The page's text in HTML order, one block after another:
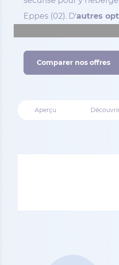
Eppes (02). D'autres
Comparer nos offres
Aperçu